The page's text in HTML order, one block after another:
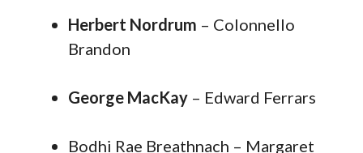
Herbert Nordrum – Colonnello
Brandon
George MacKay – Edward Ferrars
Bodhi Rae Breathnach – Margaret